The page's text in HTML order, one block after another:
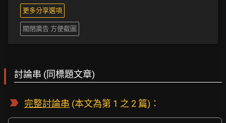
更多分享選項
關閉廣告 方便截圖
討論串 (同標題文章)
完整討論串 (本文為第 1 之 2 篇)：